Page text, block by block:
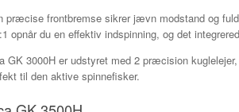
præcise frontbremse sikrer jævn modstand og
opnår du en effektiv indspinning, og det
GK 3000H er udstyret med 2 præcision
til den aktive spinnefisker.